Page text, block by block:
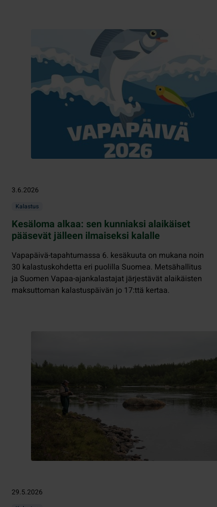
3.6.2026
Kalastus
Kesäloma alkaa: sen kunniaksi alaikäiset
pääsevät jälleen ilmaiseksi kalalle
Vapapäivä-tapahtumassa 6. kesäkuuta on mukana noin
30 kalastuskohdetta eri puolilla Suomea. Metsähallitus
ja Suomen Vapaa-ajankalastajat järjestävät alaikäisten
maksuttoman kalastuspäivän jo 17:ttä kertaa.
29.5.2026